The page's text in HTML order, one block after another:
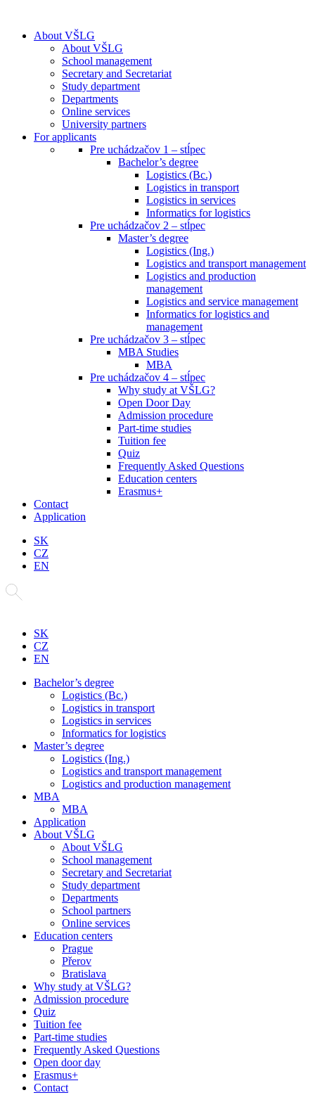
About VŠLG
About VŠLG
School management
Secretary and Secretariat
Study department
Departments
Online services
University partners
For applicants
Pre uchádzačov 1 – stĺpec
Bachelor’s degree
Logistics (Bc.)
Logistics in transport
Logistics in services
Informatics for logistics
Pre uchádzačov 2 – stĺpec
Master’s degree
Logistics (Ing.)
Logistics and transport management
Logistics and production
management
Logistics and service management
Informatics for logistics and
management
Pre uchádzačov 3 – stĺpec
MBA Studies
MBA
Pre uchádzačov 4 – stĺpec
Why study at VŠLG?
Open Door Day
Admission procedure
Part-time studies
Tuition fee
Quiz
Frequently Asked Questions
Education centers
Erasmus+
Contact
Application
SK
CZ
EN
SK
CZ
EN
Bachelor’s degree
Logistics (Bc.)
Logistics in transport
Logistics in services
Informatics for logistics
Master’s degree
Logistics (Ing.)
Logistics and transport management
Logistics and production management
MBA
MBA
Application
About VŠLG
About VŠLG
School management
Secretary and Secretariat
Study department
Departments
School partners
Online services
Education centers
Prague
Přerov
Bratislava
Why study at VŠLG?
Admission procedure
Quiz
Tuition fee
Part-time studies
Frequently Asked Questions
Open door day
Erasmus+
Contact